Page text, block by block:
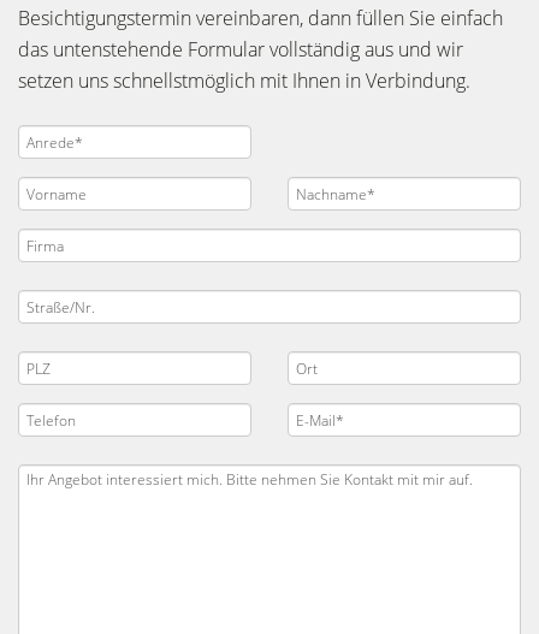
Besichtigungstermin vereinbaren, dann füllen Sie einfach
das untenstehende Formular vollständig aus und wir
setzen uns schnellstmöglich mit Ihnen in Verbindung.